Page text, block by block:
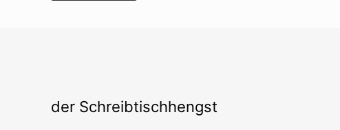
der Schreibtischhengst